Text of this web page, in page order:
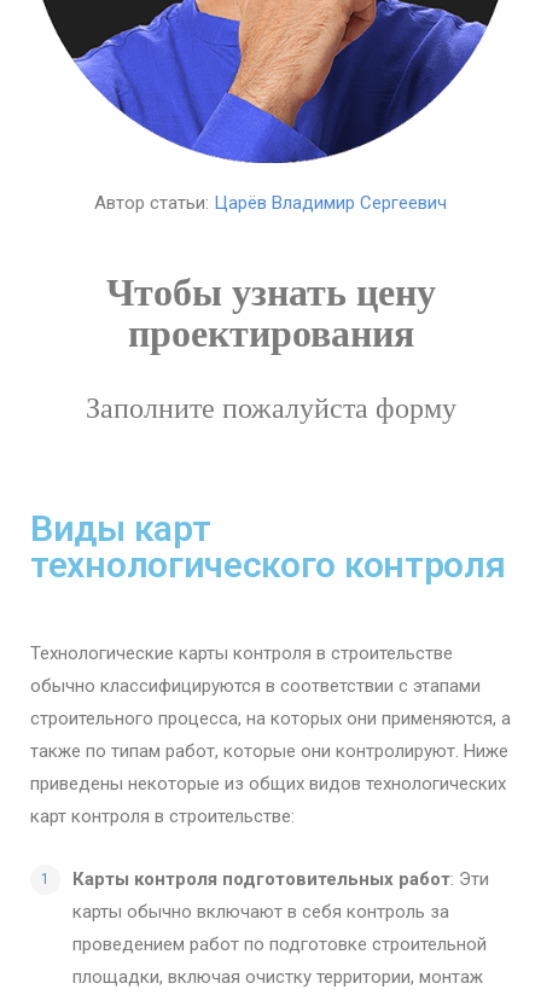
Автор статьи: Царёв Владимир Сергеевич
Чтобы узнать цену
проектирования
Заполните пожалуйста форму
Виды карт
технологического контроля
Технологические карты контроля в строительстве
обычно классифицируются в соответствии с этапами
строительного процесса, на которых они применяются, а
также по типам работ, которые они контролируют. Ниже
приведены некоторые из общих видов технологических
карт контроля в строительстве:
Карты контроля подготовительных работ: Эти
карты обычно включают в себя контроль за
проведением работ по подготовке строительной
площадки, включая очистку территории, монтаж